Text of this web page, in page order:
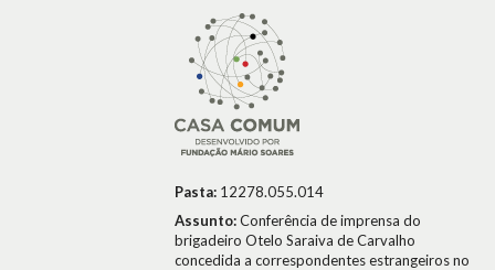
Pasta: 12278.055.014
Assunto:Conferência de imprensa do
brigadeiro Otelo Saraiva de Carvalho
concedida a correspondentes estrangeiros no